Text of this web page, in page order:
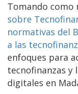
Tomando como
sobre
normativas del
a las
enfoques para
tecnofinanzas y
digitales en